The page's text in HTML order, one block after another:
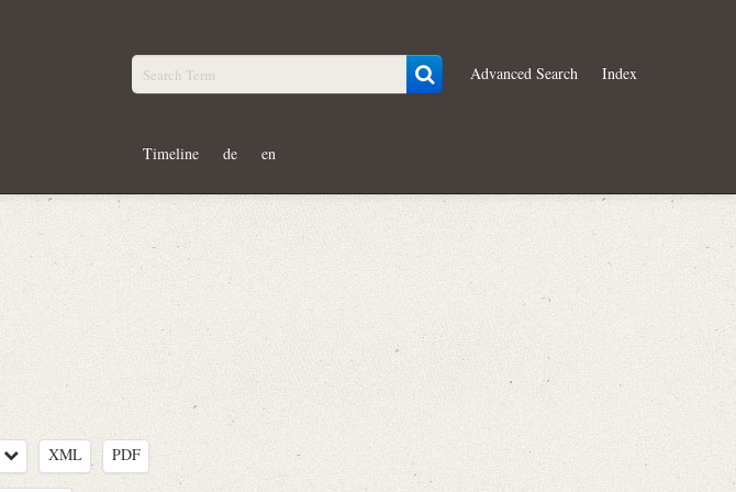
Advanced Search Index
Timeline de en
XML PDF